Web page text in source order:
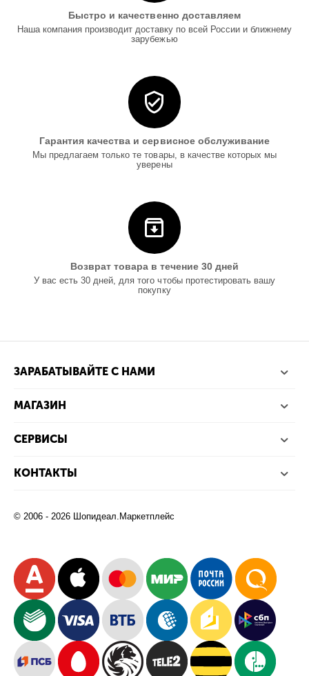
Быстро и качественно доставляем
Наша компания производит доставку по всей России и ближнему
зарубежью
Гарантия качества и сервисное обслуживание
Мы предлагаем только те товары, в качестве которых мы
уверены
Возврат товара в течение 30 дней
У вас есть 30 дней, для того чтобы протестировать вашу
покупку
ЗАРАБАТЫВАЙТЕ С НАМИ
МАГАЗИН
СЕРВИСЫ
КОНТАКТЫ
© 2006 - 2026 Шопидеал.Маркетплейс